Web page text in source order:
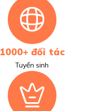
1000+ đối tác
Tuyển sinh